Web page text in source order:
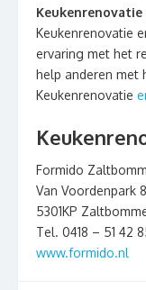
Keukenrenovatie
ervaring met het
help anderen met
Keukenrenovatie
Formido
Van Voordenpark 8
5301KP
Tel. 0418 – 51 42
www.formido.nl